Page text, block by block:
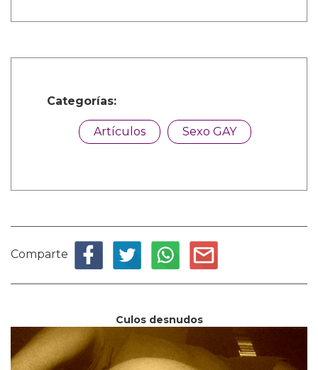
Categorías:
Artículos Sexo GAY
Comparte
Culos desnudos